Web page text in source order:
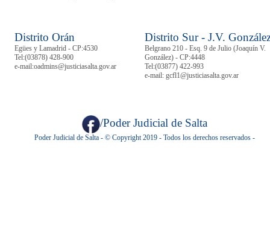
Distrito Orán
Egües y Lamadrid - CP:4530
Tel:(03878) 428-900
e-mail:oadmins@justiciasalta.gov.ar
Distrito Sur - J.V.
Belgrano 210 - Esq. 9 de Julio (Joaquín V.
González) - CP:4448
Tel:(03877) 422-993
e-mail: gcfl1@justiciasalta.gov.ar
/Poder Judicial de Salta
Poder Judicial de Salta - © Copyright 2019 - Todos los derechos reservados -